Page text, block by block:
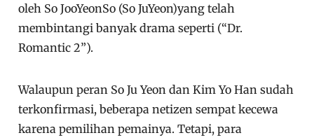
oleh So JooYeonSo (So JuYeon)yang telah
membintangi banyak drama seperti (“Dr.
Romantic 2”).
Walaupun peran So Ju Yeon dan Kim Yo Han sudah
terkonfirmasi, beberapa netizen sempat kecewa
karena pemilihan pemainya. Tetapi, para